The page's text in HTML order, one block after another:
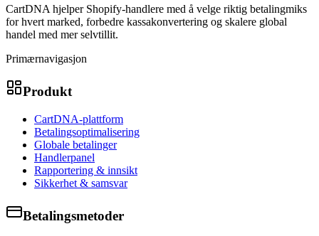
CartDNA hjelper Shopify-handlere med å velge riktig betalingmiks
for hvert marked, forbedre kassakonvertering og skalere global
handel med mer selvtillit.
Primærnavigasjon
Produkt
CartDNA-plattform
Betalingsoptimalisering
Globale betalinger
Handlerpanel
Rapportering & innsikt
Sikkerhet & samsvar
Betalingsmetoder